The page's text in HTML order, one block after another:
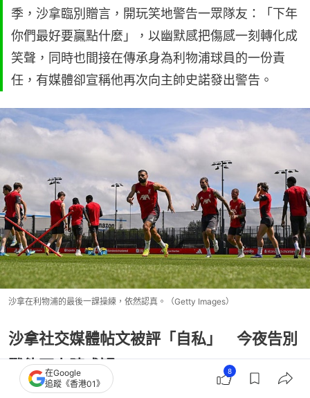
季，沙拿臨別贈言，開玩笑地警告一眾隊友：「下年
你們最好要贏點什麼」，以幽默感把傷感一刻轉化成
笑聲，同時也間接在傳承身為利物浦球員的一份責
任，有媒體卻宣稱他再次向主帥史諾發出警告。
沙拿在利物浦的最後一課操練，依然認真。（Getty Images）
沙拿社交媒體帖文被評「自私」 今夜告別
戰能否上陣成疑
在Google
追蹤《香港01》
8